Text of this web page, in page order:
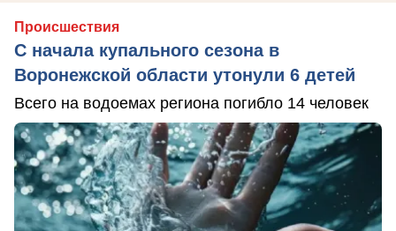
Происшествия
С начала купального сезона в
Воронежской области утонули 6 детей
Всего на водоемах региона погибло 14 человек